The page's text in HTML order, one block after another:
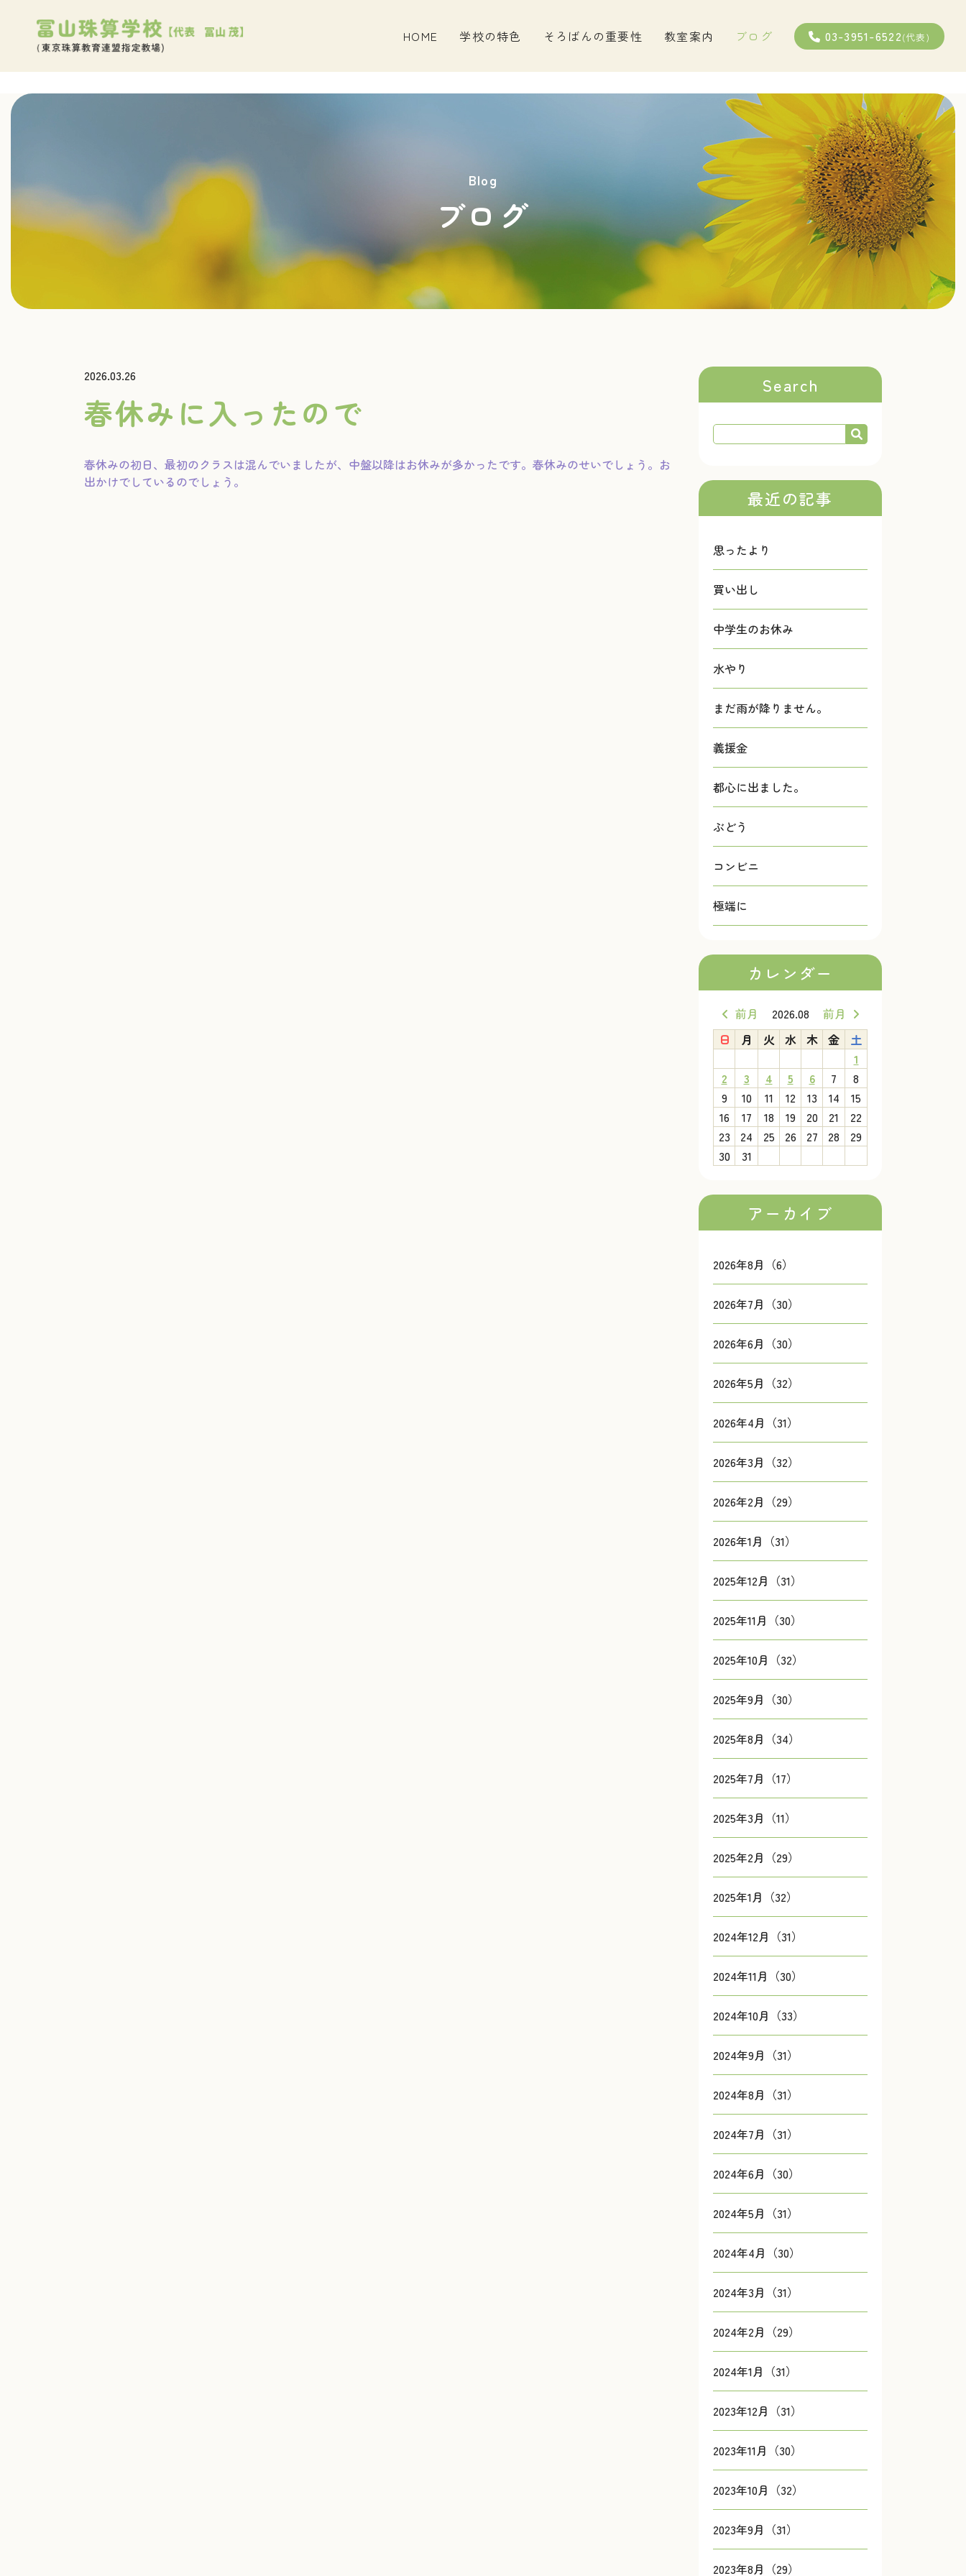
HOME 学校の特色 そろばんの重要性 教室案内 ブログ 03-3951-6522(代表)
Blog
ブログ
2026.03.26
春休みに入ったので
春休みの初日、最初のクラスは混んでいましたが、中盤以降はお休みが多かったです。春休みのせいでしょう。お
出かけでしているのでしょう。
Search
最近の記事
思ったより
買い出し
中学生のお休み
水やり
まだ雨が降りません。
義援金
都心に出ました。
ぶどう
コンビニ
極端に
カレンダー
前月 2026.08
前月
日
月 火 水 木 金
土
1
2
3 4 5 6 7
8
9
10 11 12 13 14
15
16
17 18 19 20 21
22
23
24 25 26 27 28
29
30
31
アーカイブ
2026年8月（6）
2026年7月（30）
2026年6月（30）
2026年5月（32）
2026年4月（31）
2026年3月（32）
2026年2月（29）
2026年1月（31）
2025年12月（31）
2025年11月（30）
2025年10月（32）
2025年9月（30）
2025年8月（34）
2025年7月（17）
2025年3月（11）
2025年2月（29）
2025年1月（32）
2024年12月（31）
2024年11月（30）
2024年10月（33）
2024年9月（31）
2024年8月（31）
2024年7月（31）
2024年6月（30）
2024年5月（31）
2024年4月（30）
2024年3月（31）
2024年2月（29）
2024年1月（31）
2023年12月（31）
2023年11月（30）
2023年10月（32）
2023年9月（31）
2023年8月（29）